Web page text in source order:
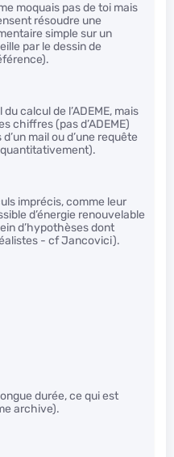
moquais pas de toi mais
résoudre une
simple sur un
par le dessin de
calcul de l’ADEME, mais
chiffres (pas d’ADEME)
mail ou d’une requête
imprécis, comme leur
d’énergie renouvelable
d’hypothèses dont
- cf Jancovici).
durée, ce qui est
archive).